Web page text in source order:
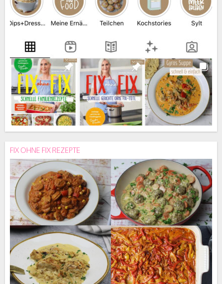
FIX OHNE FIX REZEPTE